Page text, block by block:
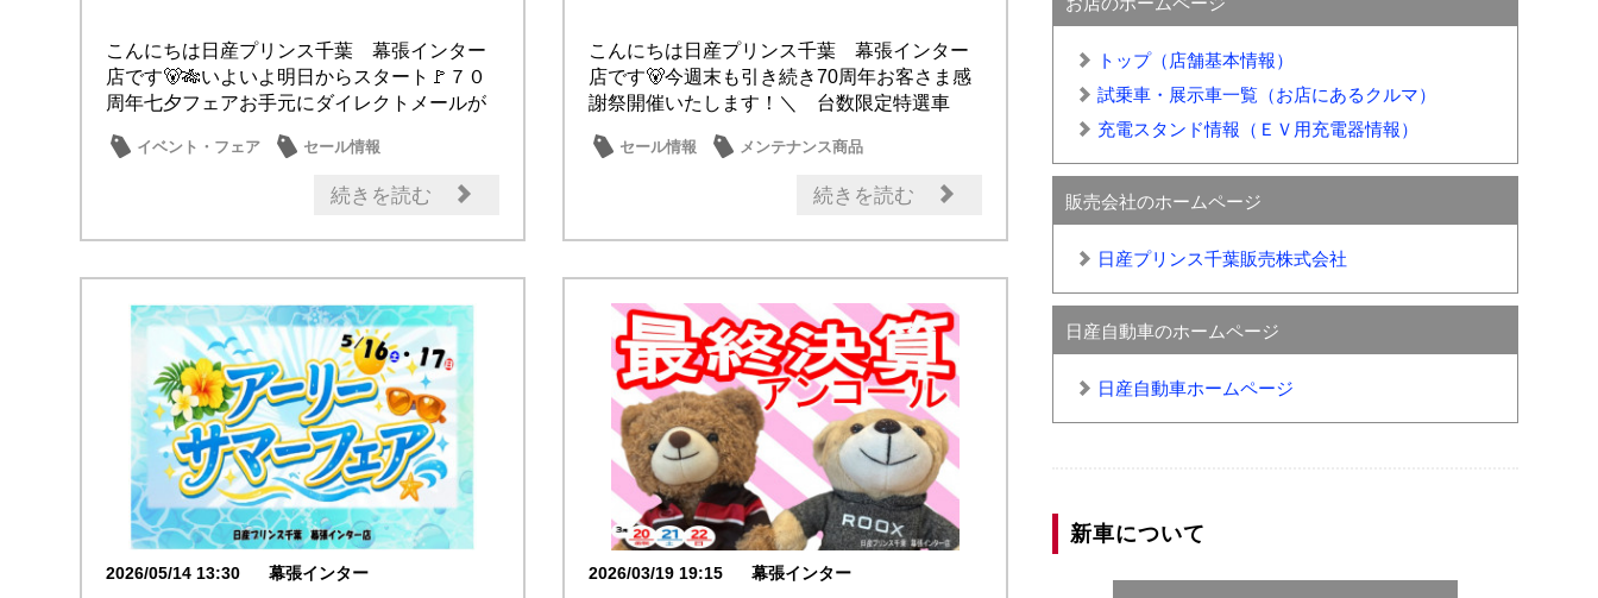
こんにちは日産プリンス千葉 幕張インター
店です🐻🎋いよいよ明日からスタート🚩７０
周年七夕フェアお手元にダイレクトメールが
イベント・フェア
セール情報
成約特典
続きを読む
こんにちは日産プリンス千葉 幕張インター
店です🐻今週末も引き続き70周年お客さま感
謝祭開催いたします！＼ 台数限定特選車
セール情報 メンテナンス商品
続きを読む
2026/05/14 13:30 幕張インター 2026/03/19 19:15 幕張インター
トップ（店舗基本情報）
試乗車・展示車一覧（お店にあるクルマ）
充電スタンド情報（ＥＶ用充電器情報）
販売会社のホームページ
日産プリンス千葉販売株式会社
日産自動車のホームページ
日産自動車ホームページ
新車について